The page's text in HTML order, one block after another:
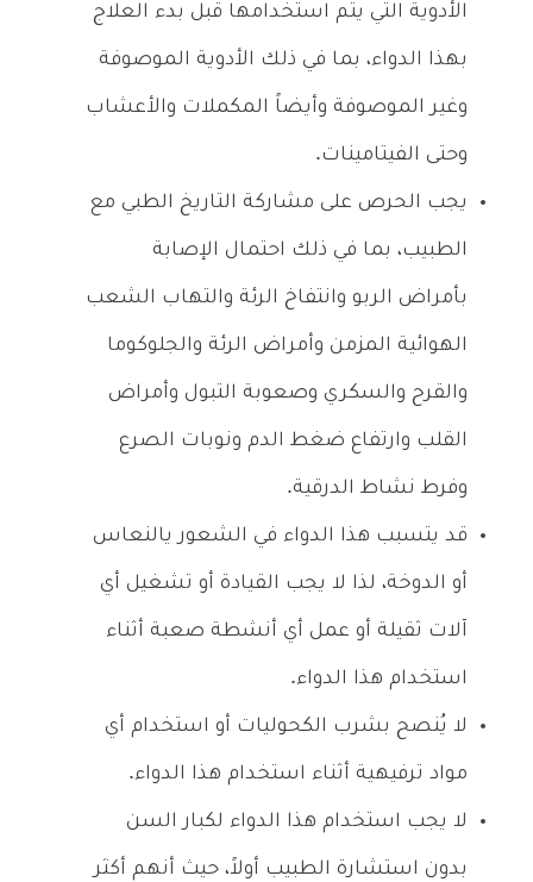
الأدوية التي يتم استخدامها قبل بدء العلاج
بهذا الدواء، بما في ذلك الأدوية الموصوفة
وغير الموصوفة وأيضاً المكملات والأعشاب
وحتى الفيتامينات.
يجب الحرص على مشاركة التاريخ الطبي مع
الطبيب، بما في ذلك احتمال الإصابة
بأمراض الربو وانتفاخ الرئة والتهاب الشعب
الهوائية المزمن وأمراض الرئة والجلوكوما
والقرح والسكري وصعوبة التبول وأمراض
القلب وارتفاع ضغط الدم ونوبات الصرع
وفرط نشاط الدرقية.
قد يتسبب هذا الدواء في الشعور يالنعاس
أو الدوخة، لذا لا يجب القيادة أو تشغيل أي
آلات ثقيلة أو عمل أي أنشطة صعبة أثناء
استخدام هذا الدواء.
لا يُنصح بشرب الكحوليات أو استخدام أي
مواد ترفيهية أثناء استخدام هذا الدواء.
لا يجب استخدام هذا الدواء لكبار السن
بدون استشارة الطبيب أولاً، حيث أنهم أكثر